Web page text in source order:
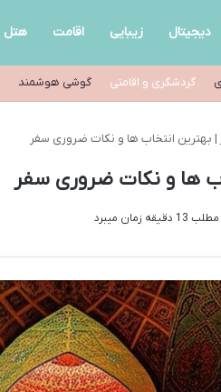
دیجیتال زیبایی اقامت هتل
گردشگری و اقامتی گوشی هوشمند
| بهترین انتخاب ها و نکات ضروری سفر
ها و نکات ضروری سفر
زمان میبرد